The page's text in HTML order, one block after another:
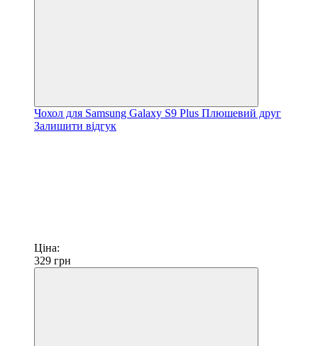
Чохол для Samsung Galaxy S9 Plus Плюшевий друг
Залишити відгук
Ціна:
329 грн